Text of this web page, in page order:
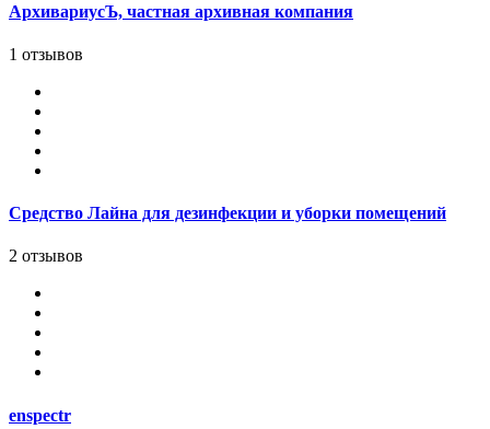
АрхивариусЪ, частная архивная компания
1 отзывов
Средство Лайна для дезинфекции и уборки помещений
2 отзывов
enspectr